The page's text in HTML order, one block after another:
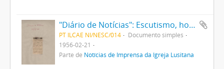
"Diário de Notícias": Escutismo, homenagens a Baden Powell
PT ILCAE NI/NESC/014
Documento simples
1956-02-21
Parte de Notícias de Imprensa da Igreja Lusitana